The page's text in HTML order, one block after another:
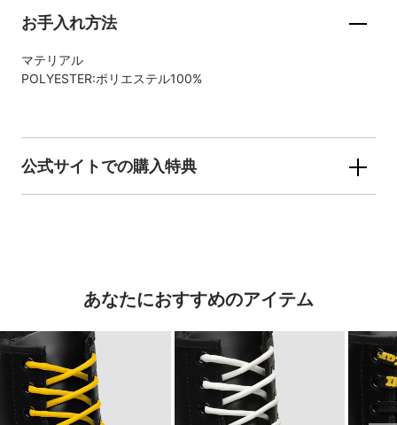
お手入れ方法
マテリアル
POLYESTER:ポリエステル100%
公式サイトでの購入特典
あなたにおすすめのアイテム